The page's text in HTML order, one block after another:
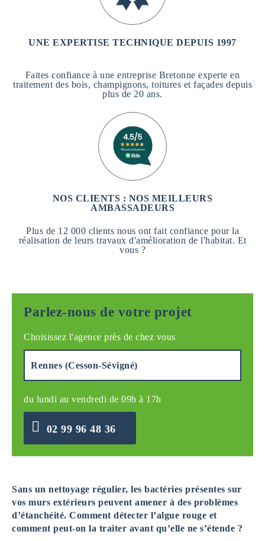
UNE EXPERTISE TECHNIQUE DEPUIS 1997
Faites confiance à une entreprise Bretonne experte en
traitement des bois, champignons, toitures et façades depuis
plus de 20 ans.
NOS CLIENTS : NOS MEILLEURS
AMBASSADEURS
Plus de 12 000 clients nous ont fait confiance pour la
réalisation de leurs travaux d'amélioration de l'habitat. Et
vous ?
Parlez-nous de votre projet
Choisissez l'agence près de chez vous
du lundi au vendredi de 09h à 17h
02 99 96 48 36
Sans un nettoyage régulier, les bactéries présentes sur
vos murs extérieurs peuvent amener à des problèmes
d’étanchéité. Comment détecter l’algue rouge et
comment peut-on la traiter avant qu’elle ne s’étende ?